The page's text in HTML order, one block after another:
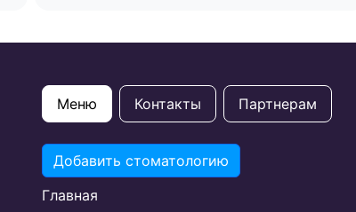
Меню Контакты Партнерам
Добавить стоматологию
Главная